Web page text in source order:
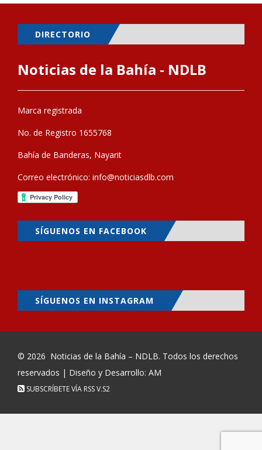
DIRECTORIO
Noticias de la Bahía - NDLB
Marca registrada
No. de Registro 1655768
Bahía de Banderas, Nayarit
Correo electrónico: info@noticiasdlb.com
SÍGUENOS EN FACEBOOK
SÍGUENOS EN INSTAGRAM
© 2026 Noticias de la Bahía – NDLB. Todos los derechos
reservados | Diseño y Desarrollo: AM
SUBSCRÍBETE VÍA RSSV.S2